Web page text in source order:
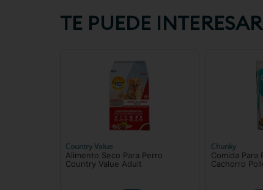
TE PUEDE INTERESAR
Country Value
Alimento Seco Para Perro
Country Value Adult
Chunky
Comida Para
Cachorro